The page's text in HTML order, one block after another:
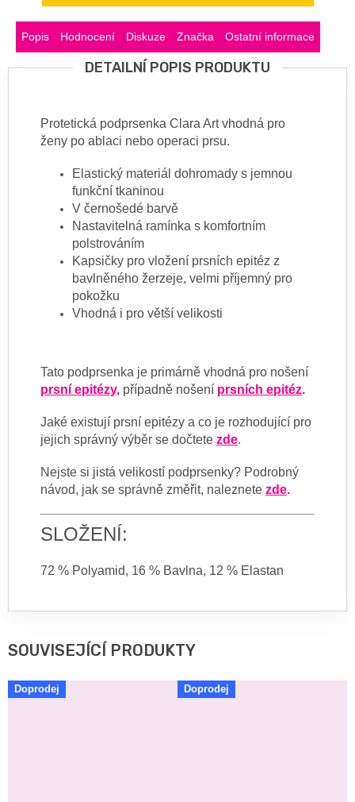
Popis Hodnocení Diskuze Značka Ostatní informace
DETAILNÍ POPIS PRODUKTU
Protetická podprsenka Clara Art vhodná pro
ženy po ablaci nebo operaci prsu.
Elastický materiál dohromady s jemnou
funkční tkaninou
V černošedé barvě
Nastavitelná ramínka s komfortním
polstrováním
Kapsičky pro vložení prsních epitéz z
bavlněného žerzeje, velmi příjemný pro
pokožku
Vhodná i pro větší velikosti
Tato podprsenka je primárně vhodná pro nošení
prsní epitézy, případně nošení prsních epitéz.
Jaké existují prsní epitézy a co je rozhodující pro
jejich správný výběr se dočtete zde.
Nejste si jistá velikostí podprsenky? Podrobný
návod, jak se správně změřit, naleznete zde.
SLOŽENÍ:
72 % Polyamid, 16 % Bavlna, 12 % Elastan
SOUVISEJÍCÍ PRODUKTY
Doprodej Doprodej